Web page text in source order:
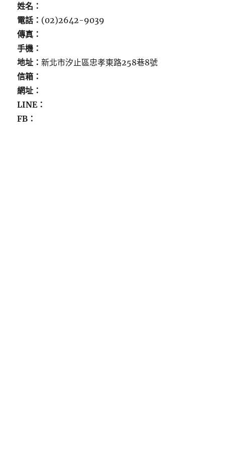
姓名：
電話： (02)2642-9039
傳真：
手機：
地址：新北市汐止區忠孝東路258巷8號
信箱：
網址：
LINE：
FB：